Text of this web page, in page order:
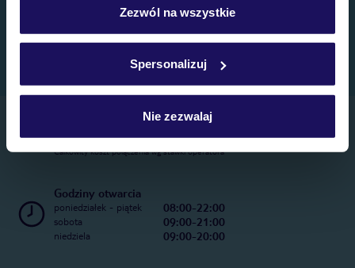
Szczegółowe informacje o plikach cookie znajdziesz
Zezwól na wszystkie
Spersonalizuj
Nie zezwalaj
Telefoniczne Centrum Rezerwacji
22 270 31 20
Całkowity koszt połączenia wg stawki operatora
Godziny otwarcia
poniedziałek - piątek 08:00-22:00
sobota 09:00-21:00
niedziela 09:00-20:00